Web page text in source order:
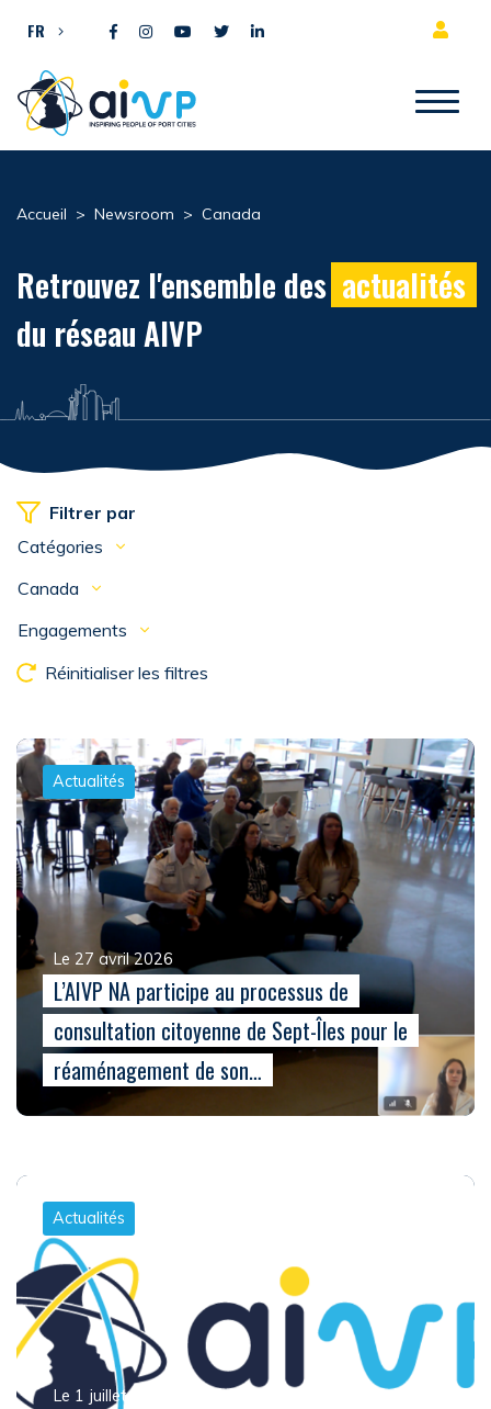
FR
Accueil > Newsroom > Canada
Retrouvez l'ensemble des actualités
du réseau AIVP
Filtrer par
Catégories
Canada
Engagements
Réinitialiser les filtres
Actualités
Le 27 avril 2026
L’AIVP NA participe au processus de
consultation citoyenne de Sept-Îles pour le
réaménagement de son…
Actualités
Le 1 juillet 2025